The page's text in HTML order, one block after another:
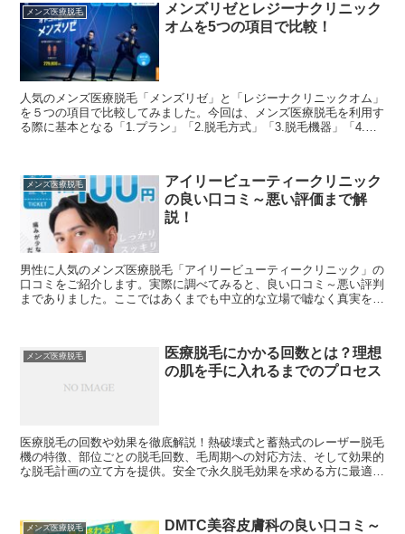
メンズ医療脱毛
メンズリゼとレジーナクリニック
オムを5つの項目で比較！
人気のメンズ医療脱毛「メンズリゼ」と「レジーナクリニックオム」
を５つの項目で比較してみました。今回は、メンズ医療脱毛を利用す
る際に基本となる「1.プラン」「2.脱毛方式」「3.脱毛機器」「4.オ
メンズ医療脱毛
アイリービューティークリニック
の良い口コミ～悪い評価まで解
説！
男性に人気のメンズ医療脱毛「アイリービューティークリニック」の
口コミをご紹介します。実際に調べてみると、良い口コミ～悪い評判
までありました。ここではあくまでも中立的な立場で嘘なく真実を伝
メンズ医療脱毛
医療脱毛にかかる回数とは？理想
の肌を手に入れるまでのプロセス
医療脱毛の回数や効果を徹底解説！熱破壊式と蓄熱式のレーザー脱毛
機の特徴、部位ごとの脱毛回数、毛周期への対応方法、そして効果的
な脱毛計画の立て方を提供。安全で永久脱毛効果を求める方に最適な
メンズ医療脱毛
DMTC美容皮膚科の良い口コミ～